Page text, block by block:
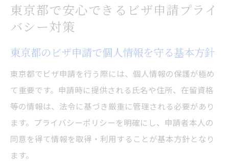
方法
東京都でビザ申請を進める際のリスク回避
ビザ申請の個人情報管理で知っておきたい
要点
ビザ申請書類の取り扱い注意点と保管方法
東京都で安心できるビザ申請プライ
バシー対策
東京都のビザ申請で個人情報を守る基本方針
東京都でビザ申請を行う際には、個人情報の保護が極め
て重要です。申請時に提供される氏名や住所、在留資格
等の情報は、法令に基づき厳重に管理される必要があり
ます。プライバシーポリシーを明確にし、申請者本人の
同意を得て情報を取得・利用することが基本方針となり
ます。